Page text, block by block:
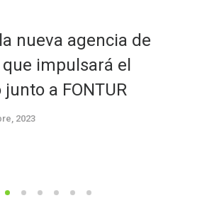
nueva agencia de
impulsará el
a FONTUR
2023